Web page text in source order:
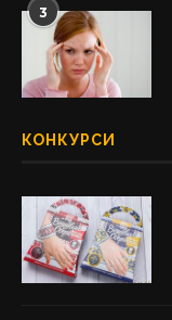
3
КОНКУРСИ